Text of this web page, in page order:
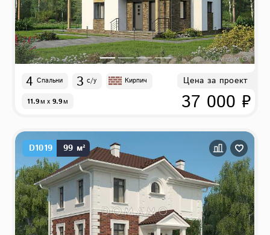
4 Спальни 3 с/у Кирпич
11.9м x 9.9м
Цена за проект
37 000 ₽
D1019 99 м²